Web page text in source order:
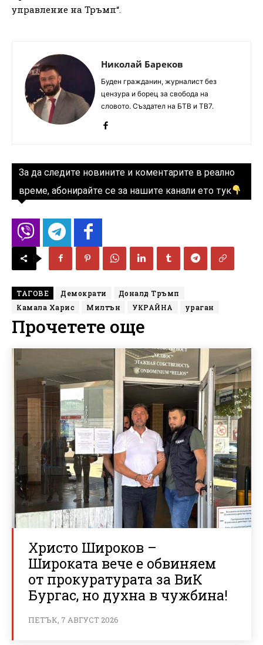
управление на Тръмп“.
Николай Бареков
Буден гражданин, журналист без
цензура и борец за свобода на
словото. Създател на БТВ и ТВ7.
За да следите новините и коментарите в реално
време, абонирайте се за нашите канали ето тук
ТАГОВЕ Демократи
Доналд Тръмп
Камала Харис
Милтън УКРАЙНА ураган
Прочетете още
Христо Широков –
Широката вече е обвиняем
от прокуратурата за ВиК
Бургас, но духна в чужбина!
ПЕТЪК, 7 АВГУСТ 2026